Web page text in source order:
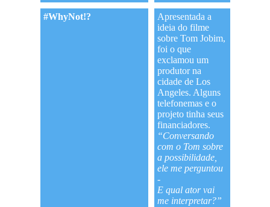
#WhyNot!?
Apresentada a
ideia do filme
sobre Tom Jobim,
foi o que
exclamou um
produtor na
cidade de Los
Angeles. Alguns
telefonemas e o
projeto tinha seus
financiadores.
“Conversando
com o Tom sobre
a possibilidade,
ele me perguntou
-
E qual ator vai
me interpretar?”